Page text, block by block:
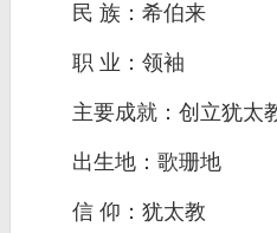
民 族：希伯来
职 业：领袖
主要成就：创立犹太
出生地：歌珊地
信 仰：犹太教